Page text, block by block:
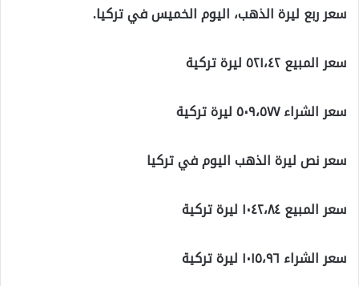
سعر ربع ليرة الذهب، اليوم الخميس في تركيا.
سعر المبيع ٥٢١،٤٢ ليرة تركية
سعر الشراء ٥٠٩،٥٧٧ ليرة تركية
سعر نص ليرة الذهب اليوم في تركيا
سعر المبيع ١٠٤٢،٨٤ ليرة تركية
سعر الشراء ١٠١٥،٩٦ ليرة تركية